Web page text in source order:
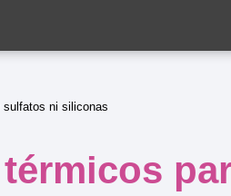
sulfatos ni siliconas